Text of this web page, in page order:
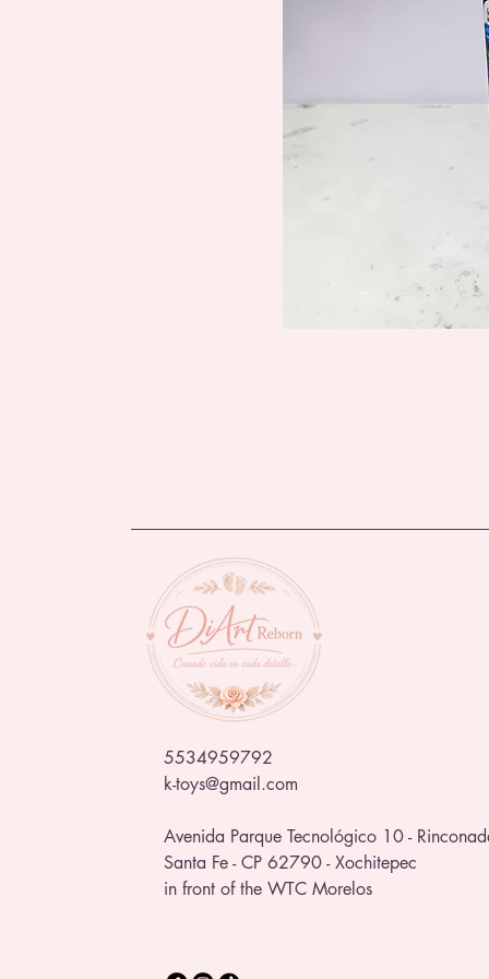
5534959792
k-toys@gmail.com
Avenida Parque Tecnológico 10 -
Santa Fe - CP 62790 - Xochitepec
in front of the WTC Morelos